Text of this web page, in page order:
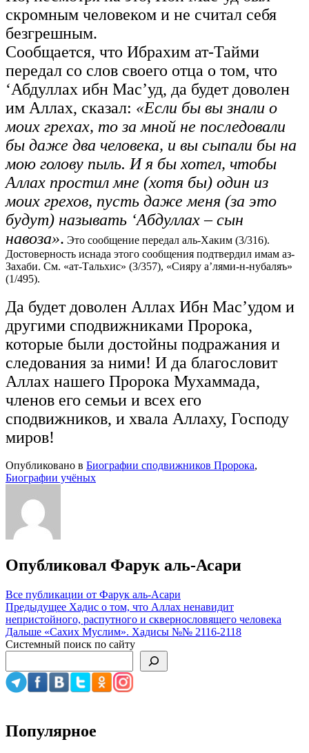
скромным человеком и не считал себя
безгрешным.
Сообщается, что Ибрахим ат-Тайми
передал со слов своего отца о том, что
‘Абдуллах ибн Мас’уд, да будет доволен
им Аллах, сказал: «Если бы вы знали о
моих грехах, то за мной не последовали
бы даже два человека, и вы сыпали бы на
мою голову пыль. И я бы хотел, чтобы
Аллах простил мне (хотя бы) один из
моих грехов, пусть даже меня (за это
будут) называть ‘Абдуллах – сын
навоза». Это сообщение передал аль-Хаким (3/316).
Достоверность иснада этого сообщения подтвердил имам аз-
Захаби. См. «ат-Тальхис» (3/357), «Сияру а’лями-н-нубаляъ»
(1/495).
Да будет доволен Аллах Ибн Мас’удом и
другими сподвижниками Пророка,
которые были достойны подражания и
следования за ними! И да благословит
Аллах нашего Пророка Мухаммада,
членов его семьи и всех его
сподвижников, и хвала Аллаху, Господу
миров!
Опубликовано в Биографии сподвижников Пророка,
Биографии учёных
Опубликовал Фарук аль-Асари
Все публикации от Фарук аль-Асари
Навигация
по
записям
Предыдущее Хадис о том, что Аллах ненавидит
непристойного, распутного и сквернословящего человека
Дальше «Сахих Муслим». Хадисы №№ 2116-2118
Системный поиск по сайту
Популярное